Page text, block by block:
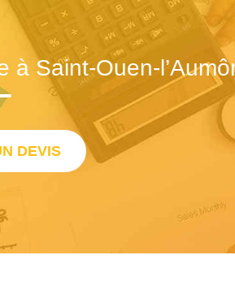
à Saint-Ouen-
DEVIS